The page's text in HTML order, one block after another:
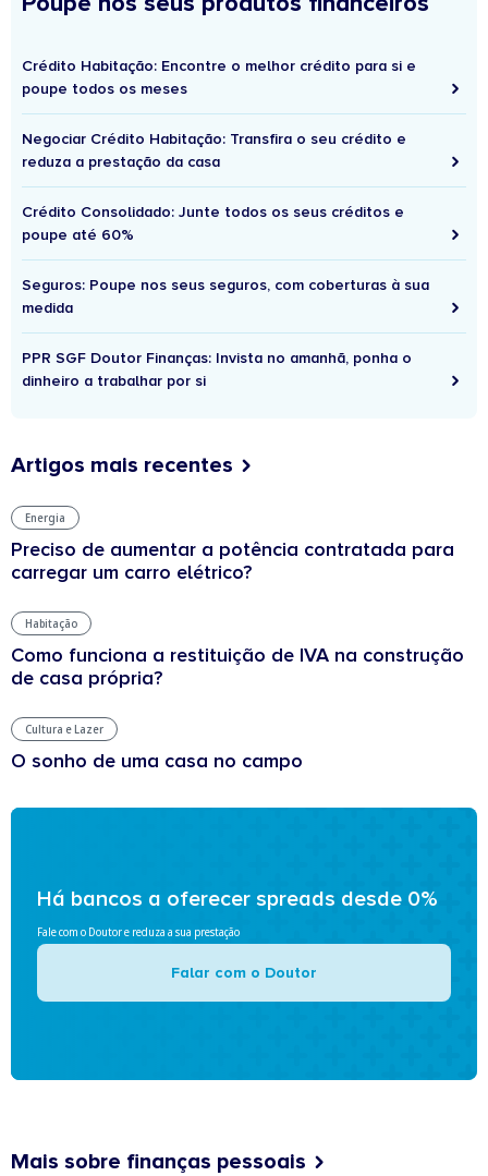
Crédito Habitação: Encontre o melhor crédito para si e
poupe todos os meses
Negociar Crédito Habitação: Transfira o seu crédito e
reduza a prestação da casa
Crédito Consolidado: Junte todos os seus créditos e
poupe até 60%
Seguros: Poupe nos seus seguros, com coberturas à sua
medida
PPR SGF Doutor Finanças: Invista no amanhã, ponha o
dinheiro a trabalhar por si
Artigos mais recentes
Energia
Preciso de aumentar a potência contratada para
carregar um carro elétrico?
Habitação
Como funciona a restituição de IVA na construção
de casa própria?
Cultura e Lazer
O sonho de uma casa no campo
Há bancos a oferecer spreads desde 0%
Fale com o Doutor e reduza a sua prestação
Falar com o Doutor
Mais sobre finanças pessoais